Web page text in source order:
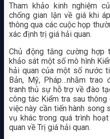
Tham khảo kinh nghiệm
chống gian lận về giá khi
thông qua các cuộc họp
xác định trị giá hải quan.
Chủ động tăng cường hợp
khảo sát một số mô hình
hải quan của một số nước
Bản, Mỹ, Pháp…nhằm trao
tranh thủ sự hỗ trợ về đào
công tác Kiểm tra sau thông
việc này cần tiến hành song
vụ khác trong quá trình
quan về Trị giá hải quan.